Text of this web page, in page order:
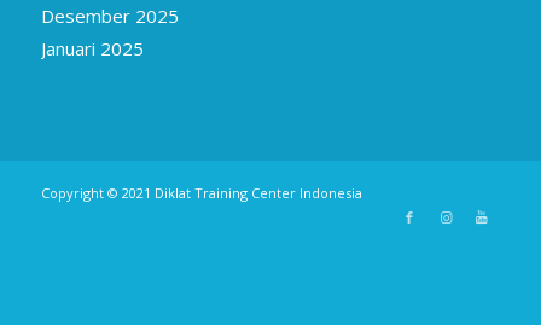
Desember 2025
Januari 2025
Copyright © 2021 Diklat Training Center Indonesia